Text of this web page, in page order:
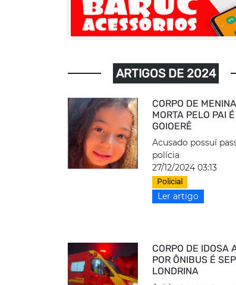
ARTIGOS DE 2024
CORPO DE
MORTA PELO PAI
GOIOERÊ
Acusado possuí
polícia
27/12/2024 03:13
Policial
Ler artigo
CORPO DE IDOSA
POR ÔNIBUS É
LONDRINA